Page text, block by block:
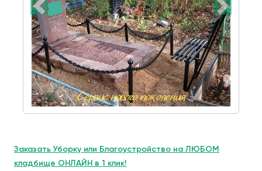
Заказать Уборку или Благоустройство на ЛЮБОМ
кладбище ОНЛАЙН в 1 клик!